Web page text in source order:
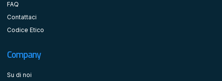
FAQ
Contattaci
Codice Etico
Company
Su di noi